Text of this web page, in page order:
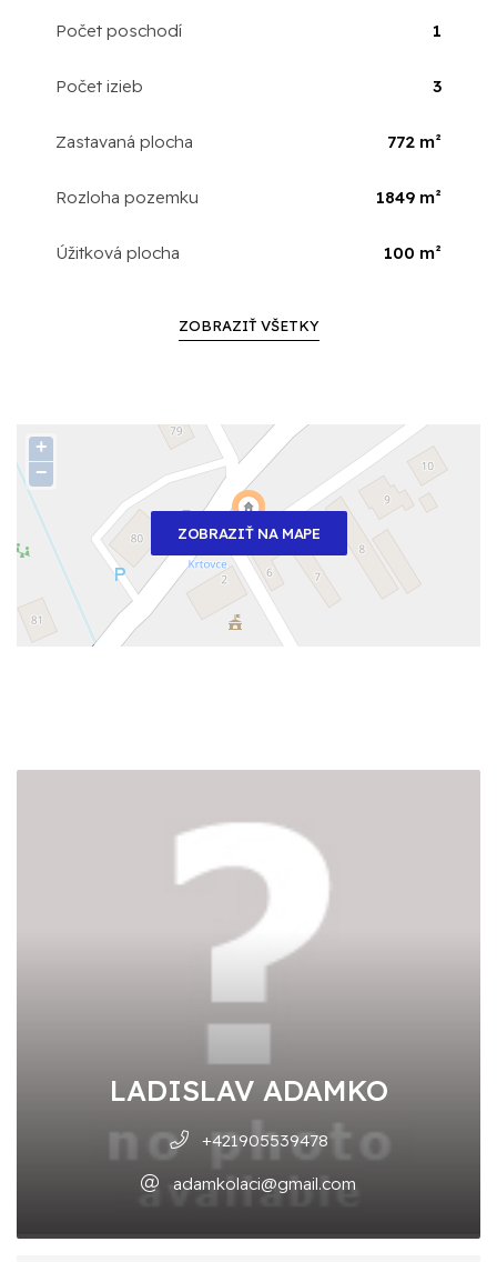
Počet poschodí 1
Počet izieb 3
Zastavaná plocha 772 m²
Rozloha pozemku 1849 m²
Úžitková plocha 100 m²
ZOBRAZIŤ VŠETKY
ZOBRAZIŤ NA MAPE
+
−
LADISLAV ADAMKO
+421905539478
adamkolaci@gmail.com